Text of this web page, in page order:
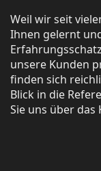
Weil wir seit
Ihnen gelernt
unsere Kunden
finden sich
Blick in die
Sie uns über